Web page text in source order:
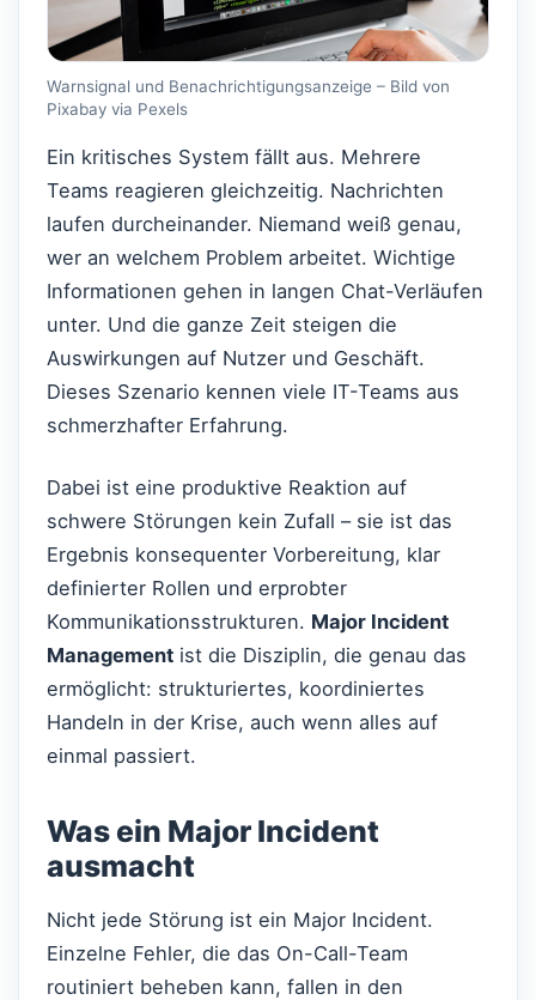
Warnsignal und Benachrichtigungsanzeige – Bild von
Pixabay via Pexels
Ein kritisches System fällt aus. Mehrere
Teams reagieren gleichzeitig. Nachrichten
laufen durcheinander. Niemand weiß genau,
wer an welchem Problem arbeitet. Wichtige
Informationen gehen in langen Chat-Verläufen
unter. Und die ganze Zeit steigen die
Auswirkungen auf Nutzer und Geschäft.
Dieses Szenario kennen viele IT-Teams aus
schmerzhafter Erfahrung.
Dabei ist eine produktive Reaktion auf
schwere Störungen kein Zufall – sie ist das
Ergebnis konsequenter Vorbereitung, klar
definierter Rollen und erprobter
Kommunikationsstrukturen. Major Incident
Management ist die Disziplin, die genau das
ermöglicht: strukturiertes, koordiniertes
Handeln in der Krise, auch wenn alles auf
einmal passiert.
Was ein Major Incident
ausmacht
Nicht jede Störung ist ein Major Incident.
Einzelne Fehler, die das On-Call-Team
routiniert beheben kann, fallen in den